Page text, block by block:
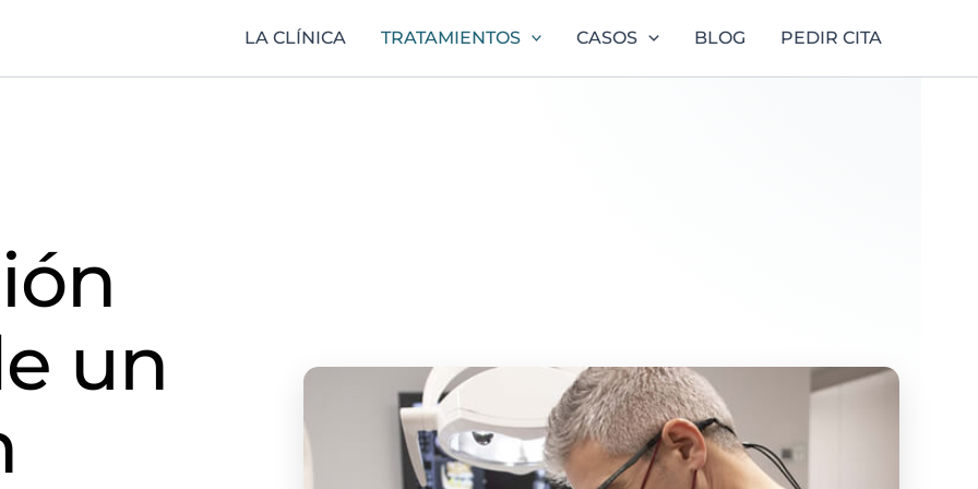
LA CLÍNICA TRATAMIENTOS CASOS BLOG PEDIR CITA
un